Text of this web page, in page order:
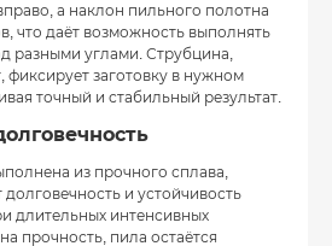
а наклон пильного полотна
что даёт возможность выполнять
разными углами. Струбцина,
фиксирует заготовку в нужном
точный и стабильный результат.
из прочного сплава,
и устойчивость
длительных интенсивных
прочность, пила остаётся